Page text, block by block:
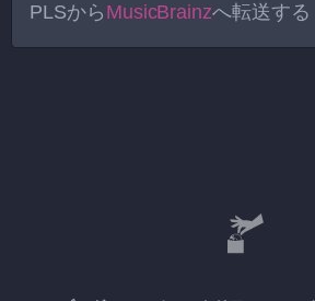
PLSから MusicBrainzへ転送する